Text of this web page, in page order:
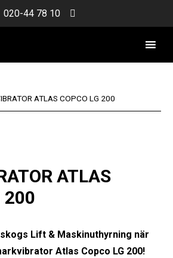
020-44 78 10
ATLAS COPCO LG 200
ATLAS
200
Lift & Maskinuthyrning när
Atlas Copco LG 200!